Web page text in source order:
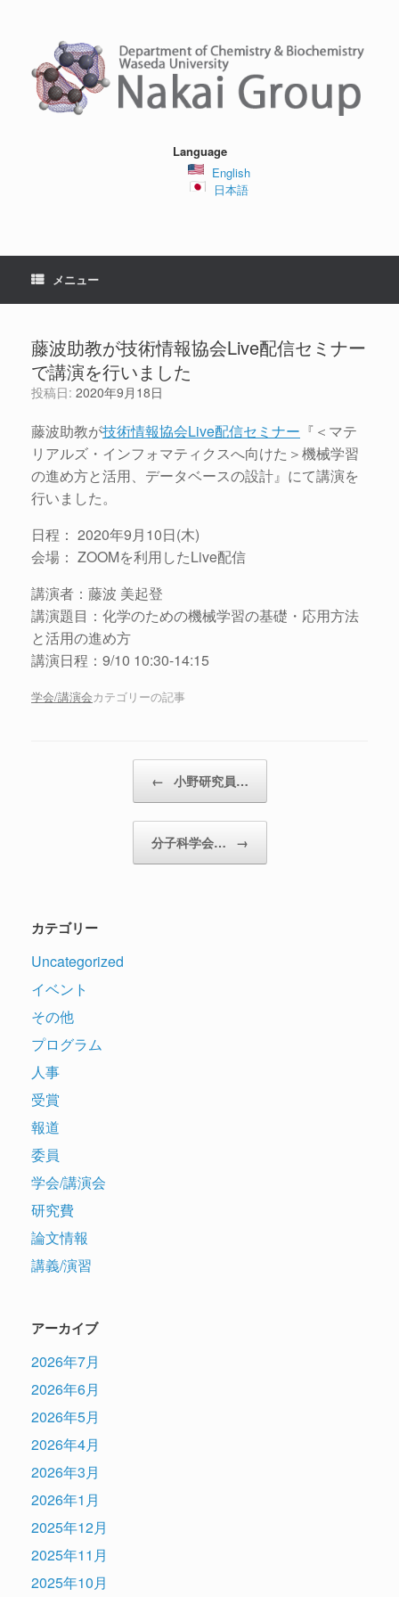
Language
English
日本語
メニュー
藤波助教が技術情報協会Live配信セミナー
で講演を行いました
投稿日: 2020年9月18日
藤波助教が技術情報協会Live配信セミナー 『＜マテ
リアルズ・インフォマティクスへ向けた＞機械学習
の進め方と活用、データベースの設計』にて講演を
行いました。
日程： 2020年9月10日(木)
会場： ZOOMを利用したLive配信
講演者：藤波 美起登
講演題目：化学のための機械学習の基礎・応用方法
と活用の進め方
講演日程：9/10 10:30-14:15
学会/講演会カテゴリーの記事
← 小野研究員…
分子科学会… →
カテゴリー
Uncategorized
イベント
その他
プログラム
人事
受賞
報道
委員
学会/講演会
研究費
論文情報
講義/演習
アーカイブ
2026年7月
2026年6月
2026年5月
2026年4月
2026年3月
2026年1月
2025年12月
2025年11月
2025年10月